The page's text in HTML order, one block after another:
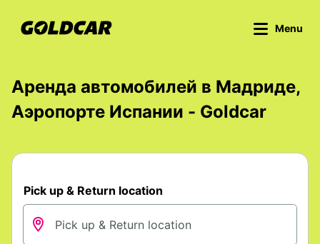
Menu
Аренда автомобилей в Мадриде,
Аэропорте Испании - Goldcar
Pick up & Return location